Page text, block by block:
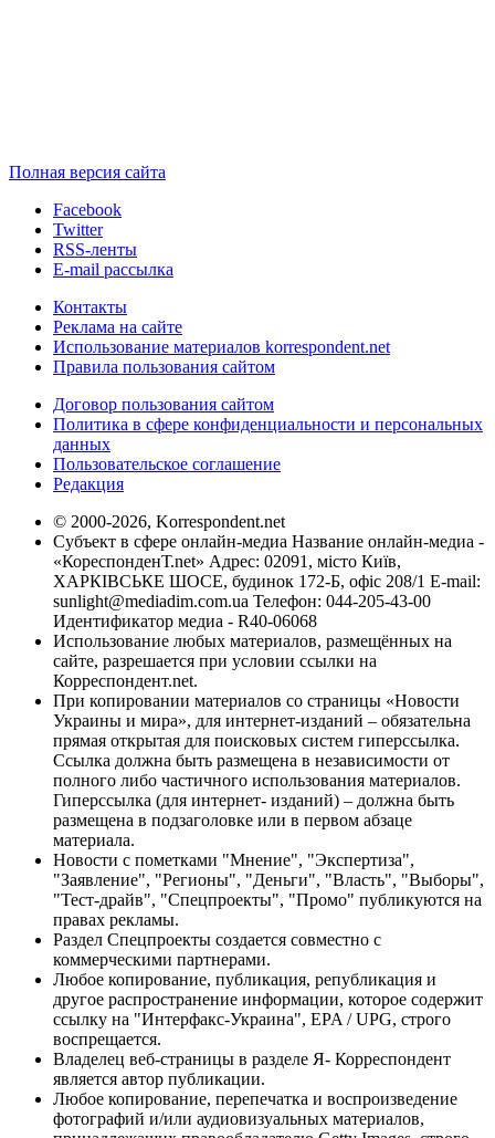
Полная версия сайта
Facebook
Twitter
RSS-ленты
E-mail рассылка
Контакты
Реклама на сайте
Использование материалов korrespondent.net
Правила пользования сайтом
Договор пользования сайтом
Политика в сфере конфиденциальности и персональных
данных
Пользовательское соглашение
Редакция
© 2000-2026, Korrespondent.net
Субъект в сфере онлайн-медиа Название онлайн-медиа -
«КореспонденТ.net» Адрес: 02091, місто Київ,
ХАРКІВСЬКЕ ШОСЕ, будинок 172-Б, офіс 208/1 E-mail:
sunlight@mediadim.com.ua Телефон: 044-205-43-00
Идентификатор медиа - R40-06068
Использование любых материалов, размещённых на
сайте, разрешается при условии ссылки на
Корреспондент.net.
При копировании материалов со страницы «Новости
Украины и мира», для интернет-изданий – обязательна
прямая открытая для поисковых систем гиперссылка.
Ссылка должна быть размещена в независимости от
полного либо частичного использования материалов.
Гиперссылка (для интернет- изданий) – должна быть
размещена в подзаголовке или в первом абзаце
материала.
Новости с пометками "Мнение", "Экспертиза",
"Заявление", "Регионы", "Деньги", "Власть", "Выборы",
"Тест-драйв", "Спецпроекты", "Промо" публикуются на
правах рекламы.
Раздел Спецпроекты создается совместно с
коммерческими партнерами.
Любое копирование, публикация, републикация и
другое распространение информации, которое содержит
ссылку на "Интерфакс-Украина", EPA / UPG, строго
воспрещается.
Владелец веб-страницы в разделе Я- Корреспондент
является автор публикации.
Любое копирование, перепечатка и воспроизведение
фотографий и/или аудиовизуальных материалов,